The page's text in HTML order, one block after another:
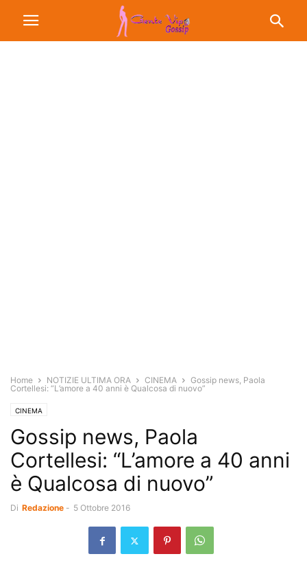
Home NOTIZIE ULTIMA ORA CINEMA
Gossip news, Paola
Cortellesi: “L’amore a 40 anni è Qualcosa di nuovo”
CINEMA
Gossip news, Paola
Cortellesi: “L’amore a 40 anni
è Qualcosa di nuovo”
Di Redazione - 5 Ottobre 2016